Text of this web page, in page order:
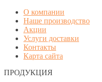
О компании
Наше производство
Акции
Услуги доставки
Контакты
Карта сайта
ПРОДУКЦИЯ